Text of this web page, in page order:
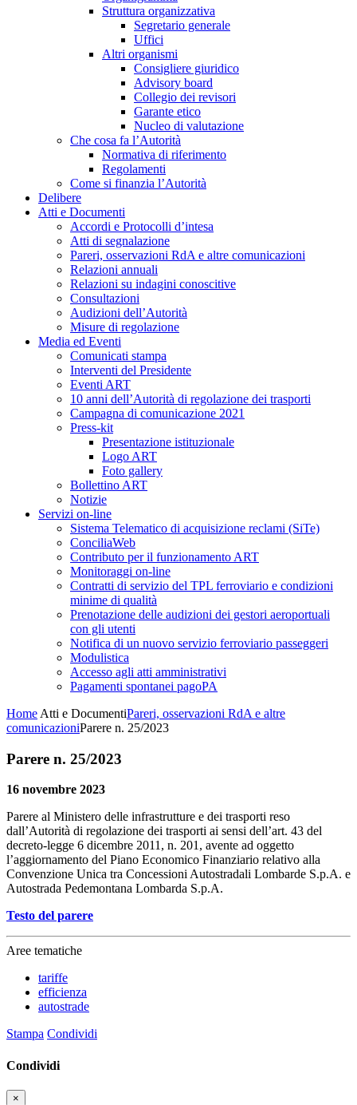
Struttura organizzativa
Segretario generale
Uffici
Altri organismi
Consigliere giuridico
Advisory board
Collegio dei revisori
Garante etico
Nucleo di valutazione
Che cosa fa l’Autorità
Normativa di riferimento
Regolamenti
Come si finanzia l’Autorità
Delibere
Atti e Documenti
Accordi e Protocolli d’intesa
Atti di segnalazione
Pareri, osservazioni RdA e altre comunicazioni
Relazioni annuali
Relazioni su indagini conoscitive
Consultazioni
Audizioni dell’Autorità
Misure di regolazione
Media ed Eventi
Comunicati stampa
Interventi del Presidente
Eventi ART
10 anni dell’Autorità di regolazione dei trasporti
Campagna di comunicazione 2021
Press-kit
Presentazione istituzionale
Logo ART
Foto gallery
Bollettino ART
Notizie
Servizi on-line
Sistema Telematico di acquisizione reclami (SiTe)
ConciliaWeb
Contributo per il funzionamento ART
Monitoraggi on-line
Contratti di servizio del TPL ferroviario e condizioni
minime di qualità
Prenotazione delle audizioni dei gestori aeroportuali
con gli utenti
Notifica di un nuovo servizio ferroviario passeggeri
Modulistica
Accesso agli atti amministrativi
Pagamenti spontanei pagoPA
Home Atti e DocumentiPareri, osservazioni RdA e altre
comunicazioniParere n. 25/2023
Parere n. 25/2023
16 novembre 2023
Parere al Ministero delle infrastrutture e dei trasporti reso
dall’Autorità di regolazione dei trasporti ai sensi dell’art. 43 del
decreto-legge 6 dicembre 2011, n. 201, avente ad oggetto
l’aggiornamento del Piano Economico Finanziario relativo alla
Convenzione Unica tra Concessioni Autostradali Lombarde S.p.A. e
Autostrada Pedemontana Lombarda S.p.A.
Testo del parere
Aree tematiche
tariffe
efficienza
autostrade
Stampa Condividi
Condividi
×